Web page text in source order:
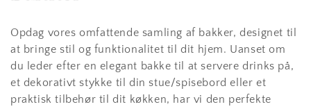
Opdag vores omfattende samling af bakker, designet til
at bringe stil og funktionalitet til dit hjem. Uanset om
du leder efter en elegant bakke til at servere drinks på,
et dekorativt stykke til din stue/spisebord eller et
praktisk tilbehør til dit køkken, har vi den perfekte